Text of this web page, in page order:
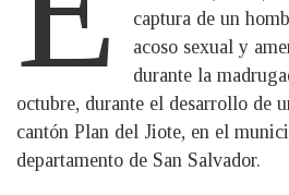
captura de un
acoso sexual y
durante la
octubre, durante el desarrollo de
cantón Plan del Jiote, en el
departamento de San Salvador.